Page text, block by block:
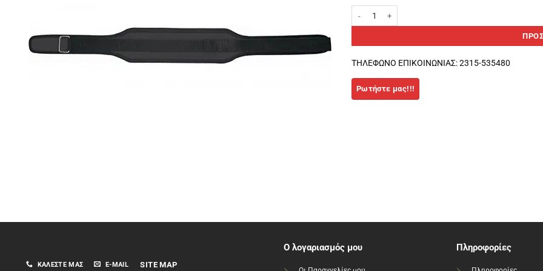
ΤΗΛΕΦΩΝΟ ΕΠΙΚΟΙΝΩΝΙΑΣ: 2315-535480
ΚΑΛΈΣΤΕ ΜΑΣ E-MAIL SITE MAP
Ο λογαριασμός μου Πληροφορίες